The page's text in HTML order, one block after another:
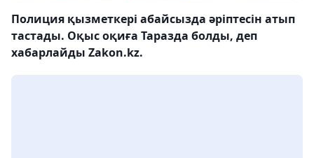
Полиция қызметкері абайсызда әріптесін атып
тастады. Оқыс оқиға Таразда болды, деп
хабарлайды Zakon.kz.